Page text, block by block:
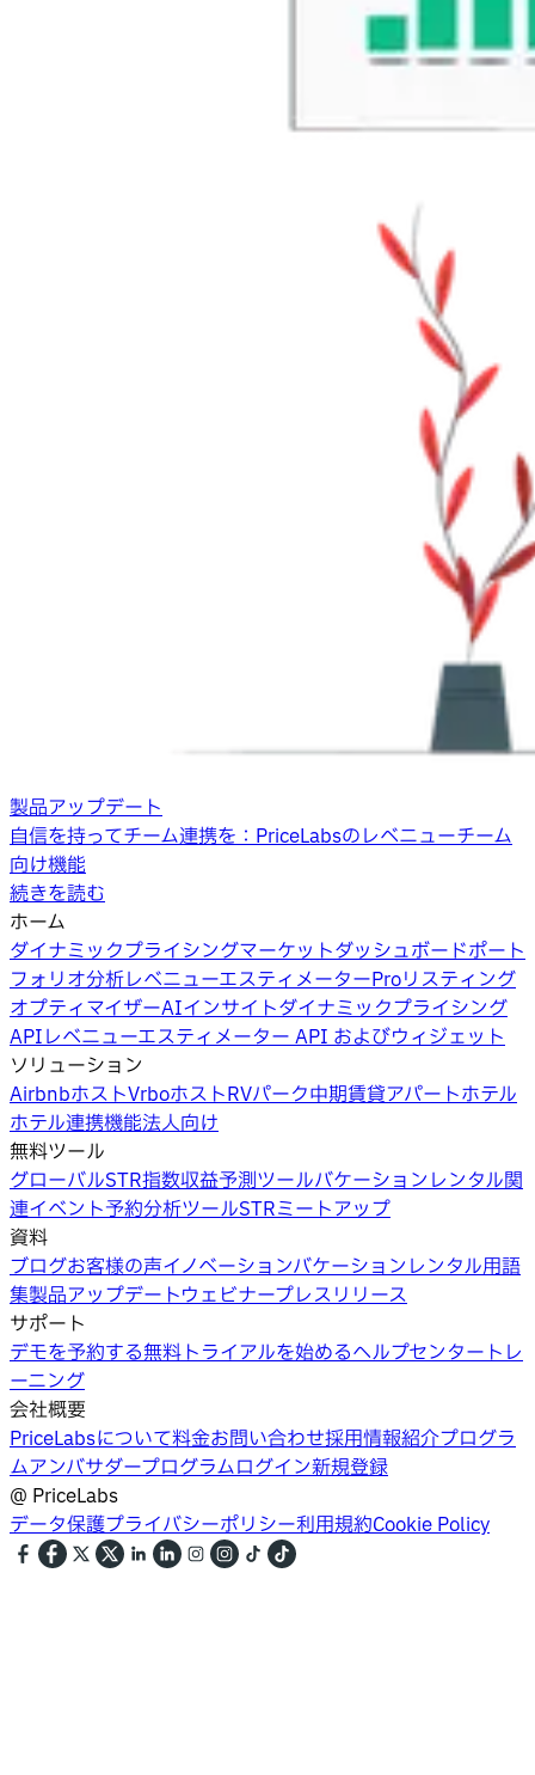
製品アップデート
自信を持ってチーム連携を：PriceLabsのレベニューチーム
向け機能
続きを読む
ホーム
ダイナミックプライシングマーケットダッシュボードポート
フォリオ分析レベニューエスティメーターProリスティング
オプティマイザーAIインサイトダイナミックプライシング
APIレベニューエスティメーター API およびウィジェット
ソリューション
AirbnbホストVrboホストRVパーク中期賃貸アパートホテル
ホテル連携機能法人向け
無料ツール
グローバルSTR指数収益予測ツールバケーションレンタル関
連イベント予約分析ツールSTRミートアップ
資料
ブログお客様の声イノベーションバケーションレンタル用語
集製品アップデートウェビナープレスリリース
サポート
デモを予約する無料トライアルを始めるヘルプセンター トレ
ーニング
会社概要
PriceLabsについて料金お問い合わせ採用情報紹介プログラ
ムアンバサダープログラムログイン新規登録
@ PriceLabs
データ保護プライバシーポリシー利用規約Cookie Policy